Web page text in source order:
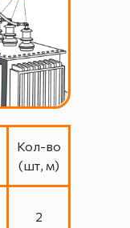
2
Кол-во
(шт, м)